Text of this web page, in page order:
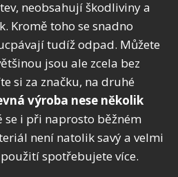
neobsahují škodliviny a
Kromě toho se snadno
tudíž odpad. Můžete
jsou ale zcela bez
si za značku, na druhé
výroba nese několik
se i při naprosto běžném
není natolik savý a velmi
spotřebujete více.